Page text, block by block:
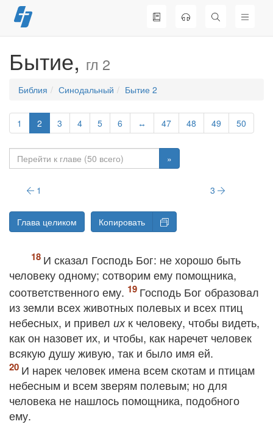
Перейти
к
Бытие, гл 2
Библия Синодальный Бытие 2
1 2 3 4 5 6 ↔ 47 48 49 50
»
1 3
Глава целиком Копировать
И сказал Господь Бог: не хорошо быть
человеку одному; сотворим ему помощника,
соответственного ему.
Господь Бог образовал
из земли всех животных полевых и всех птиц
небесных, и привел ихк человеку, чтобы видеть,
как он назовет их, и чтобы, как наречет человек
всякую душу живую, так и было имя ей.
И нарек человек имена всем скотам и птицам
небесным и всем зверям полевым; но для
человека не нашлось помощника, подобного
ему.